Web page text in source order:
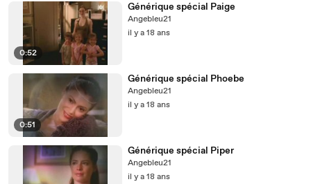
0:52
Générique spécial Paige
Angebleu21
il y a 18 ans
0:51
Générique spécial Phoebe
Angebleu21
il y a 18 ans
Générique spécial Piper
Angebleu21
il y a 18 ans